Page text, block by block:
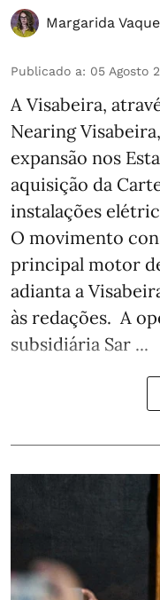
Margarida
Publicado a: 05 Agosto
A Visabeira,
Nearing
expansão nos
aquisição da
instalações
O movimento
principal motor
adianta a
às redações. A
subsidiária Sar ...